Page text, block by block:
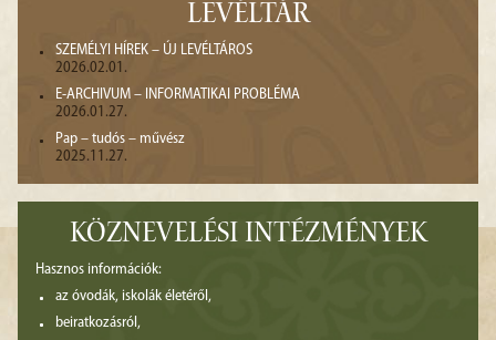
LEVÉLTÁR
SZEMÉLYI HÍREK – ÚJ LEVÉLTÁROS
2026.02.01.
E-ARCHIVUM – INFORMATIKAI PROBLÉMA
2026.01.27.
Pap – tudós – művész
2025.11.27.
KÖZNEVELÉSI INTÉZMÉNYEK
Hasznos információk:
az óvodák, iskolák életéről,
beiratkozásról,